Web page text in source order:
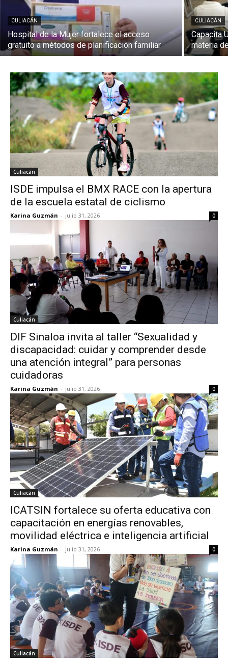
CULIACÁN
Hospital de la Mujer fortalece el acceso
gratuito a métodos de planificación familiar
CULIACÁN
Capacita
materia
Culiacán
ISDE impulsa el BMX RACE con la apertura
de la escuela estatal de ciclismo
Karina Guzmán - julio 31, 2026 0
Culiacán
DIF Sinaloa invita al taller “Sexualidad y
discapacidad: cuidar y comprender desde
una atención integral” para personas
cuidadoras
Karina Guzmán - julio 31, 2026 0
Culiacán
ICATSIN fortalece su oferta educativa con
capacitación en energías renovables,
movilidad eléctrica e inteligencia artificial
Karina Guzmán - julio 31, 2026 0
Culiacán